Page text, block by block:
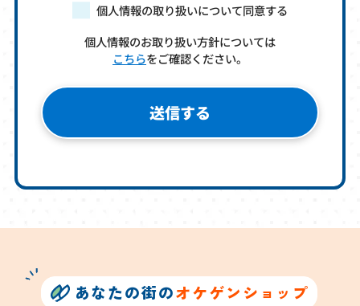
個人情報の取り扱いについて同意する
個人情報のお取り扱い方針については
こちらをご確認ください。
あなたの街のオケゲンショップ